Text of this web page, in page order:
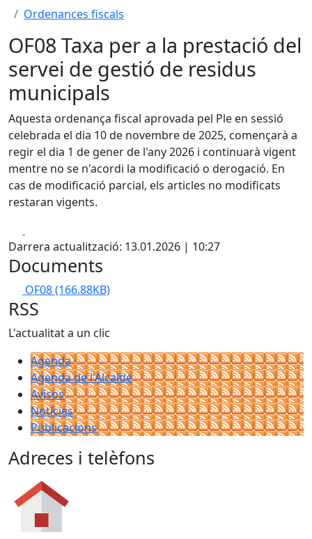
Ordenances fiscals
OF08 Taxa per a la prestació del
servei de gestió de residus
municipals
Aquesta ordenança fiscal aprovada pel Ple en sessió
celebrada el dia 10 de novembre de 2025, començarà a
regir el dia 1 de gener de l'any 2026 i continuarà vigent
mentre no se n'acordi la modificació o derogació. En
cas de modificació parcial, els articles no modificats
restaran vigents.
Darrera actualització: 13.01.2026 | 10:27
Documents
OF08(166.88KB)
RSS
L'actualitat a un clic
Agenda
Agenda de l'Alcalde
Avisos
Notícies
Publicacions
Adreces i telèfons